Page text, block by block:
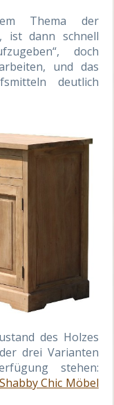
Thema der
ist dann schnell
doch
und das
deutlich
des Holzes
drei Varianten
stehen:
Shabby Chic Möbel